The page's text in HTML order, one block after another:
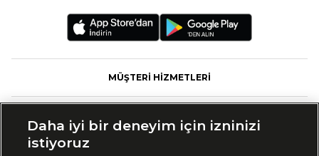
MÜŞTERİ HİZMETLERİ
Daha iyi bir deneyim için izninizi
istiyoruz